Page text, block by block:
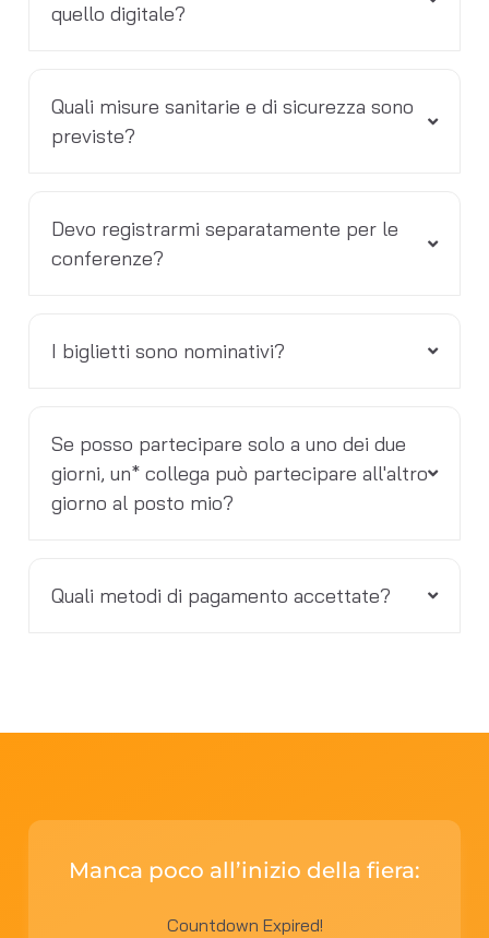
quello digitale?
Quali misure sanitarie e di sicurezza sono
previste?
Devo registrarmi separatamente per le
conferenze?
I biglietti sono nominativi?
Se posso partecipare solo a uno dei due
giorni, un* collega può partecipare all'altro
giorno al posto mio?
Quali metodi di pagamento accettate?
Manca poco all’inizio della fiera:
Countdown Expired!